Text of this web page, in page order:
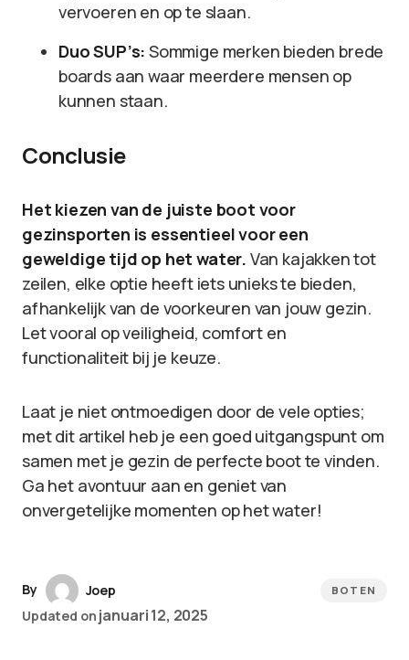
vervoeren en op te slaan.
Duo SUP’s: Sommige merken bieden brede
boards aan waar meerdere mensen op
kunnen staan.
Conclusie
Het kiezen van de juiste boot voor
gezinsporten is essentieel voor een
geweldige tijd op het water. Van kajakken tot
zeilen, elke optie heeft iets unieks te bieden,
afhankelijk van de voorkeuren van jouw gezin.
Let vooral op veiligheid, comfort en
functionaliteit bij je keuze.
Laat je niet ontmoedigen door de vele opties;
met dit artikel heb je een goed uitgangspunt om
samen met je gezin de perfecte boot te vinden.
Ga het avontuur aan en geniet van
onvergetelijke momenten op het water!
By
Joep
Updated on januari 12, 2025
BOTEN